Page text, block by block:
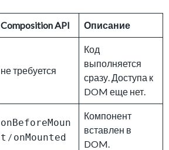
Composition API Описание
не требуется
Код
выполняется
сразу. Доступа к
DOM еще нет.
onBeforeMoun
t / onMounted
Компонент
вставлен в
DOM.